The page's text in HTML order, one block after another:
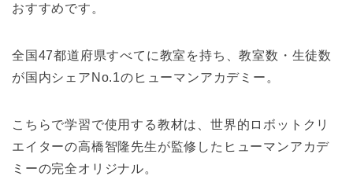
おすすめです。
全国47都道府県すべてに教室を持ち、教室数・生徒数
が国内シェアNo.1のヒューマンアカデミー。
こちらで学習で使用する教材は、世界的ロボットクリ
エイターの高橋智隆先生が監修したヒューマンアカデ
ミーの完全オリジナル。